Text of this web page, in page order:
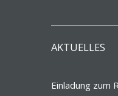
AKTUELLES
Einladung zum